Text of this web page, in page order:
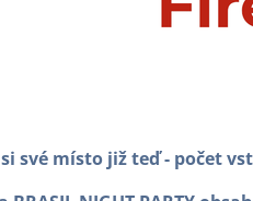
své místo již teď - počet